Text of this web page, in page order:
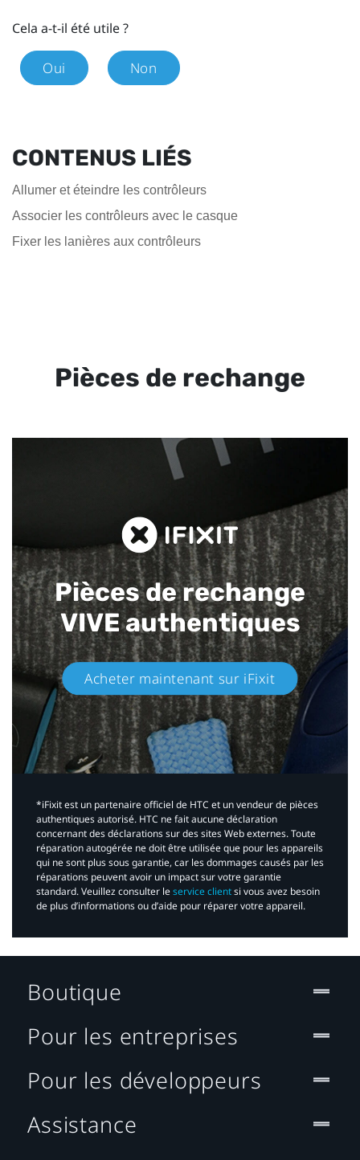
Cela a-t-il été utile ?
Oui Non
CONTENUS LIÉS
Allumer et éteindre les contrôleurs
Associer les contrôleurs avec le casque
Fixer les lanières aux contrôleurs
Pièces de rechange
Pièces de rechange
VIVE authentiques​
Acheter maintenant sur iFixit​
*iFixit est un partenaire officiel de HTC et un vendeur de pièces
authentiques autorisé. HTC ne fait aucune déclaration
concernant des déclarations sur des sites Web externes. Toute
réparation autogérée ne doit être utilisée que pour les appareils
qui ne sont plus sous garantie, car les dommages causés par les
réparations peuvent avoir un impact sur votre garantie
standard. Veuillez consulter leservice clientsi vous avez besoin
de plus d’informations ou d’aide pour réparer votre appareil.​
Boutique
Pour les entreprises
Pour les développeurs
Assistance